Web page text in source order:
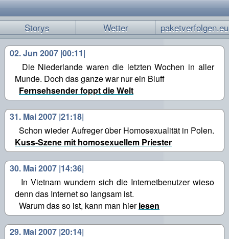
Storys Wetter paketverfolgen.eu
02. Jun 2007 |00:11|
Die Niederlande waren die letzten Wochen in aller
Munde. Doch das ganze war nur ein Bluff
Fernsehsender foppt die Welt
31. Mai 2007 |21:18|
Schon wieder Aufreger über Homosexualität in Polen.
Kuss-Szene mit homosexuellem Priester
30. Mai 2007 |14:36|
In Vietnam wundern sich die Internetbenutzer wieso
denn das Internet so langsam ist.
Warum das so ist, kann man hierlesen
29. Mai 2007 |20:14|